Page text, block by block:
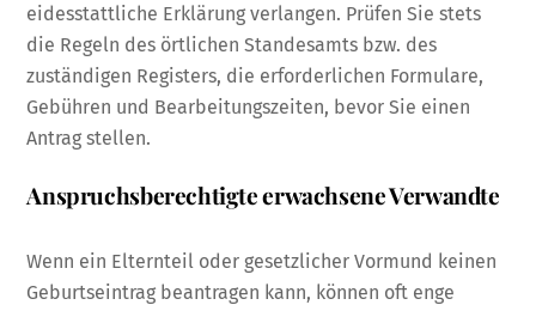
eidesstattliche Erklärung verlangen. Prüfen Sie stets
die Regeln des örtlichen Standesamts bzw. des
zuständigen Registers, die erforderlichen Formulare,
Gebühren und Bearbeitungszeiten, bevor Sie einen
Antrag stellen.
Anspruchsberechtigte erwachsene Verwandte
Wenn ein Elternteil oder gesetzlicher Vormund keinen
Geburtseintrag beantragen kann, können oft enge